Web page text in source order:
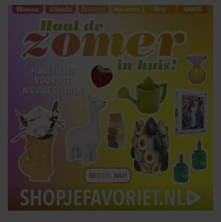
gaat akkoord met onze cookies als u onze website blijft
gebruiken.